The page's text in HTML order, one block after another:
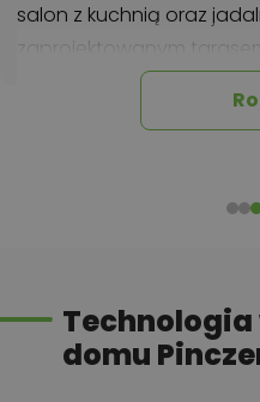
salon z kuchnią oraz
zaprojektowanym
się jako miejsce na letnie
parterze zaprojektowano
ścianki kolankowej, co
Budynek stanowi
współczesnej estetyki
domu